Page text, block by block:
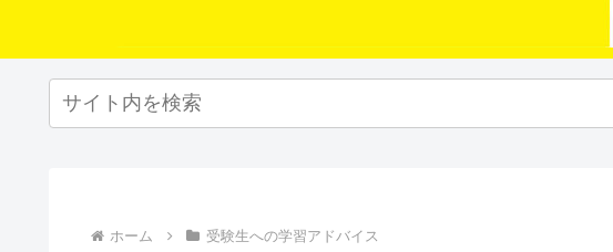
ホーム 受験生への学習アドバイス